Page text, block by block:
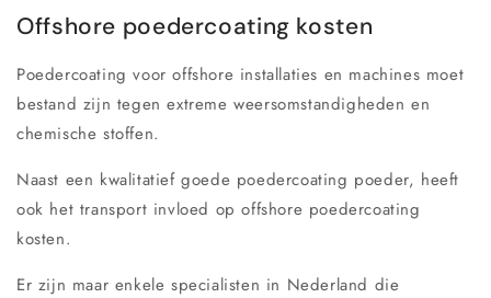
Offshore poedercoating kosten
Poedercoating voor offshore installaties en machines moet
bestand zijn tegen extreme weersomstandigheden en
chemische stoffen.
Naast een kwalitatief goede poedercoating poeder, heeft
ook het transport invloed op offshore poedercoating
kosten.
Er zijn maar enkele specialisten in Nederland die